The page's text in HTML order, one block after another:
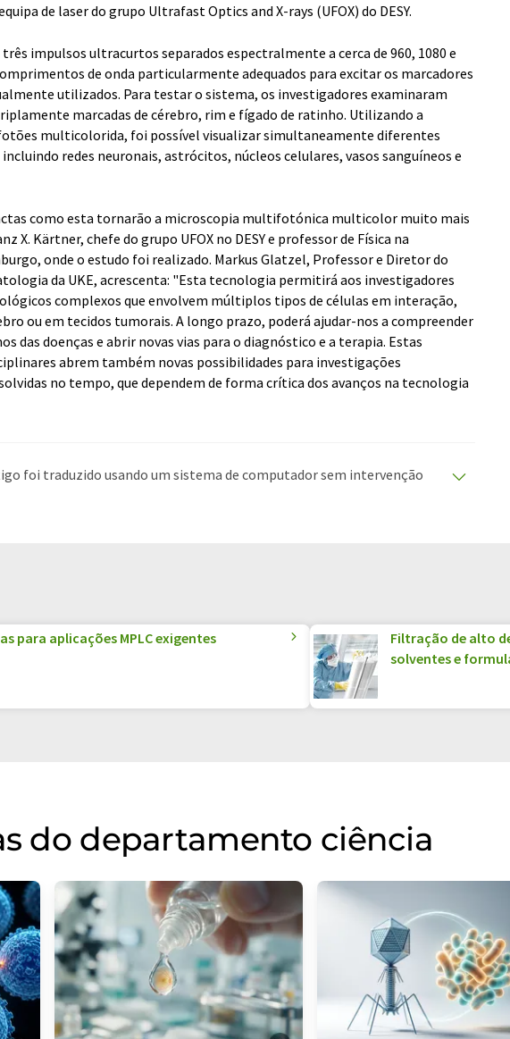
de laser do grupo Ultrafast Optics and X-rays (UFOX) do DESY.
impulsos ultracurtos separados espectralmente a cerca de 960, 1080 e
de onda particularmente adequados para excitar os marcadores
utilizados. Para testar o sistema, os investigadores examinaram
marcadas de cérebro, rim e fígado de ratinho. Utilizando a
multicolorida, foi possível visualizar simultaneamente diferentes
redes neuronais, astrócitos, núcleos celulares, vasos sanguíneos e
como esta tornarão a microscopia multifotónica multicolor muito mais
X. Kärtner, chefe do grupo UFOX no DESY e professor de Física na
onde o estudo foi realizado. Markus Glatzel, Professor e Diretor do
da UKE, acrescenta: "Esta tecnologia permitirá aos investigadores
complexos que envolvem múltiplos tipos de células em interação,
ou em tecidos tumorais. A longo prazo, poderá ajudar-nos a compreender
das doenças e abrir novas vias para o diagnóstico e a terapia. Estas
abrem também novas possibilidades para investigações
no tempo, que dependem de forma crítica dos avanços na tecnologia
foi traduzido usando um sistema de computador sem intervenção
para aplicações MPLC exigentes
Filtração de alto
solventes e
do departamento ciência